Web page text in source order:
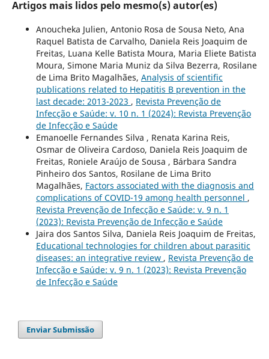
Artigos mais lidos pelo mesmo(s) autor(es)
Anoucheka Julien, Antonio Rosa de Sousa Neto, Ana
Raquel Batista de Carvalho, Daniela Reis Joaquim de
Freitas, Luana Kelle Batista Moura, Maria Eliete Batista
Moura, Simone Maria Muniz da Silva Bezerra, Rosilane
de Lima Brito Magalhães, Analysis of scientific
publications related to Hepatitis B prevention in the
last decade: 2013-2023 , Revista Prevenção de
Infecção e Saúde: v. 10 n. 1 (2024): Revista Prevenção
de Infecção e Saúde
Emanoelle Fernandes Silva , Renata Karina Reis,
Osmar de Oliveira Cardoso, Daniela Reis Joaquim de
Freitas, Roniele Araújo de Sousa , Bárbara Sandra
Pinheiro dos Santos, Rosilane de Lima Brito
Magalhães, Factors associated with the diagnosis and
complications of COVID-19 among health personnel ,
Revista Prevenção de Infecção e Saúde: v. 9 n. 1
(2023): Revista Prevenção de Infecção e Saúde
Jaira dos Santos Silva, Daniela Reis Joaquim de Freitas,
Educational technologies for children about parasitic
diseases: an integrative review , Revista Prevenção de
Infecção e Saúde: v. 9 n. 1 (2023): Revista Prevenção
de Infecção e Saúde
Enviar Submissão